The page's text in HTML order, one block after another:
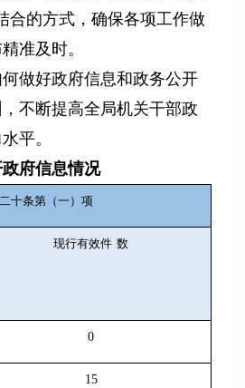
合的方式，确保各项工作做
准及时。
好政府信息和政务公开
不断提高全局机关干部政
平。
府信息情况
十条第（一）项
现行有效件 数
0
15